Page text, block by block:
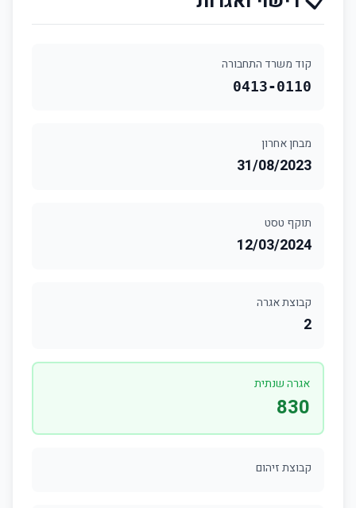
קוד משרד התחבורה
0413-0110
מבחן אחרון
31/08/2023
תוקף טסט
12/03/2024
קבוצת אגרה
2
אגרה שנתית
830
קבוצת זיהום